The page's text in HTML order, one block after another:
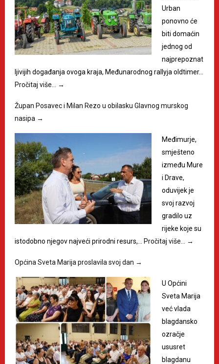
Urban
ponovno će
biti domaćin
jednog od
najprepoznat
ljivijih događanja ovoga kraja, Međunarodnog rallyja oldtimer…
Pročitaj više…
→
Župan Posavec i Milan Rezo u obilasku Glavnog murskog
nasipa →
Međimurje,
smješteno
između Mure
i Drave,
oduvijek je
svoj razvoj
gradilo uz
rijeke koje su
istodobno njegov najveći prirodni resurs,…
Pročitaj više… →
Općina Sveta Marija proslavila svoj dan →
U Općini
Sveta Marija
već vlada
blagdansko
ozračje
ususret
blagdanu